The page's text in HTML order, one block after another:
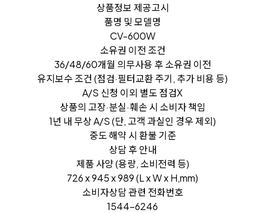
상품정보 제공고시
품명 및 모델명
CV-600W
소유권 이전 조건
36/48/60개월 의무사용 후 소유권 이전
유지보수 조건 (점검·필터교환 주기, 추가 비용 등)
A/S 신청 이외 별도 점검X
상품의 고장·분실·훼손 시 소비자 책임
1년 내 무상 A/S (단, 고객 과실인 경우 제외)
중도 해약 시 환불 기준
상담 후 안내
제품 사양 (용량, 소비전력 등)
726 x 945 x 989 (L x W x H,mm)
소비자상담 관련 전화번호
1544-6246